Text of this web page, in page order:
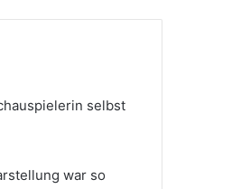
selbst
war so